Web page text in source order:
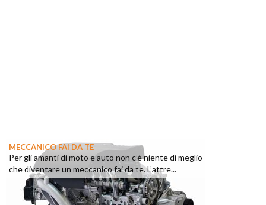
MECCANICO FAI DA TE
Per gli amanti di moto e auto non c’è niente di meglio
che diventare un meccanico fai da te. L’attre...